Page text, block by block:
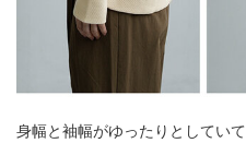
身幅と袖幅がゆったりとしてい